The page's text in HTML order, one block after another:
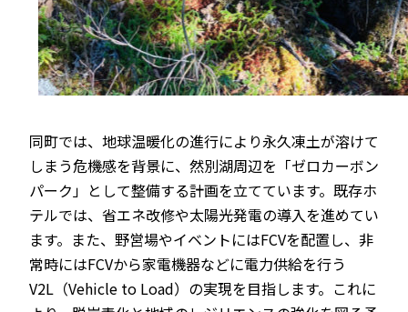
同町では、地球温暖化の進行により永久凍土が溶けて
しまう危機感を背景に、然別湖周辺を「ゼロカーボン
パーク」として整備する計画を立てています。既存ホ
テルでは、省エネ改修や太陽光発電の導入を進めてい
ます。また、野営場やイベントにはFCVを配置し、非
常時にはFCVから家電機器などに電力供給を行う
V2L（Vehicle to Load）の実現を目指します。これに